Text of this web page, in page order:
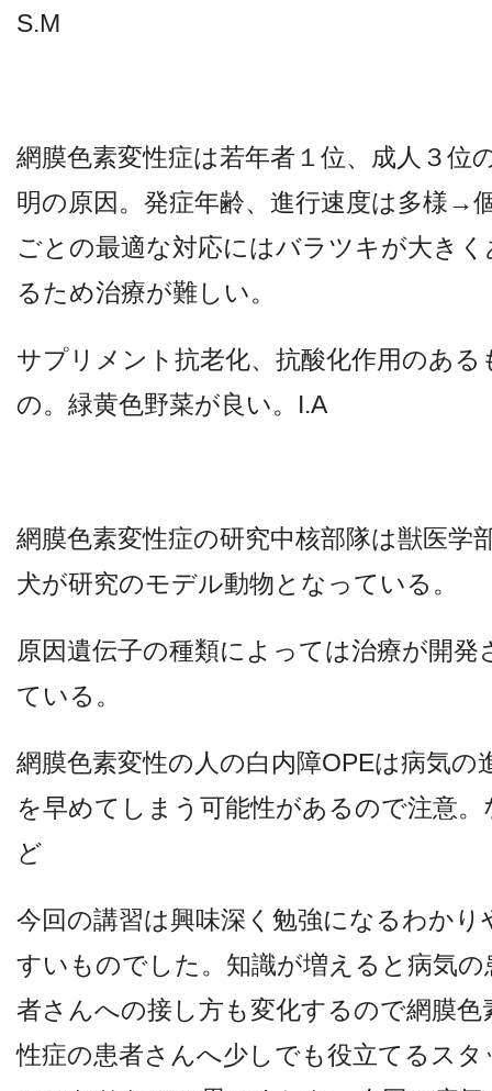
S.M
網膜色素変性症は若年者１位、成人３位
明の原因。発症年齢、進行速度は多様→
ごとの最適な対応にはバラツキが大きく
るため治療が難しい。
サプリメント抗老化、抗酸化作用のある
の。緑黄色野菜が良い。I.A
網膜色素変性症の研究中核部隊は獣医学
犬が研究のモデル動物となっている。
原因遺伝子の種類によっては治療が開発
ている。
網膜色素変性の人の白内障OPEは病気の
を早めてしまう可能性があるので注意。
ど
今回の講習は興味深く勉強になるわかり
すいものでした。知識が増えると病気の
者さんへの接し方も変化するので網膜色
性症の患者さんへ少しでも役立てるスタ